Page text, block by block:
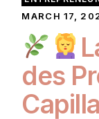
MARCH 17,
des